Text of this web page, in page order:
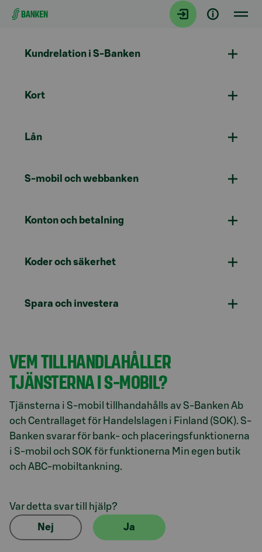
Gå direkt till innehållet
Kundrelation i S-Banken
Kort
Lån
S-mobil och webbanken
Konton och betalning
Koder och säkerhet
Spara och investera
VEM TILLHANDLAHÅLLER
TJÄNSTERNA I S-MOBIL?
Tjänsterna i S-mobil tillhandahålls av S-Banken Ab
och Centrallaget för Handelslagen i Finland (SOK). S-
Banken svarar för bank- och placeringsfunktionerna
i S-mobil och SOK för funktionerna Min egen butik
och ABC-mobiltankning.
Var detta svar till hjälp?
Nej Ja